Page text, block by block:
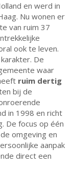
en werd in
Nu wonen er
van ruim 37
ook te leven.
De
waar
ruim dertig
bij de
in 1998 en richt
De focus op één
omgeving en
aanpak
direct een